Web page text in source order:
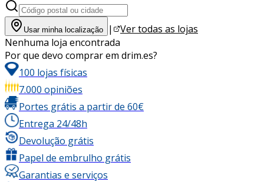
Usar minha localização |
Ver todas as lojas
Nenhuma loja encontrada
Por que devo comprar em drim.es?
100 lojas físicas
7.000 opiniões
Portes grátis a partir de 60€
Entrega 24/48h
Devolução grátis
Papel de embrulho grátis
Garantias e serviços